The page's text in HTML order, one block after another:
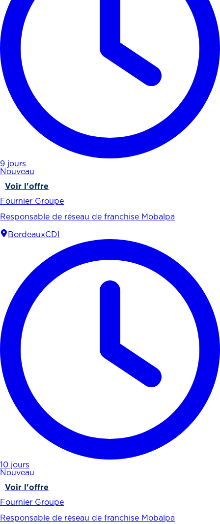
9 jours
Nouveau
Voir l'offre
Fournier Groupe
Responsable de réseau de franchise Mobalpa
BordeauxCDI
10 jours
Nouveau
Voir l'offre
Fournier Groupe
Responsable de réseau de franchise Mobalpa